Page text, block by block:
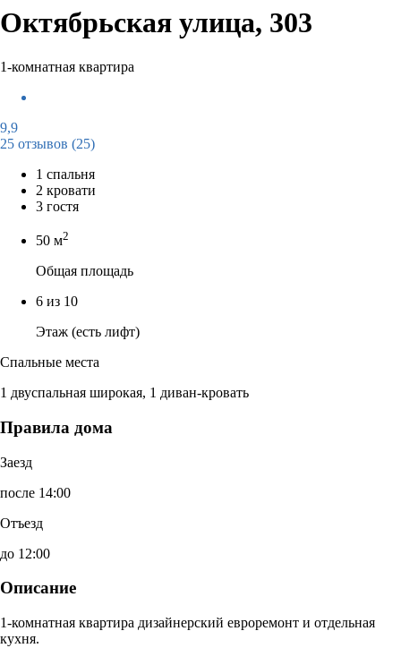
Октябрьская улица, 303
1-комнатная квартира
9,9
25 отзывов (25)
1 спальня
2 кровати
3 гостя
50 м2
Общая площадь
6 из 10
Этаж (есть лифт)
Спальные места
1 двуспальная широкая, 1 диван-кровать
Правила дома
Заезд
после 14:00
Отъезд
до 12:00
Описание
1-комнатная квартира дизайнерский евроремонт и отдельная
кухня.